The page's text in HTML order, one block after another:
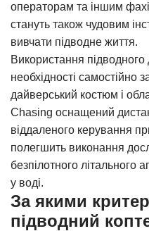
операторам та іншим
стануть також чудовим
вивчати підводне життя.
Використання
необхідності самостійно
дайверський костюм і
Chasing оснащений
віддаленого керування
полегшить виконання
безпілотного літального
у воді.
За якими
підводний